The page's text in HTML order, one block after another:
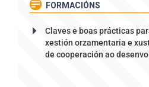
FORMACIÓNS
Claves e boas prácticas
xestión orzamentaria e
de cooperación ao